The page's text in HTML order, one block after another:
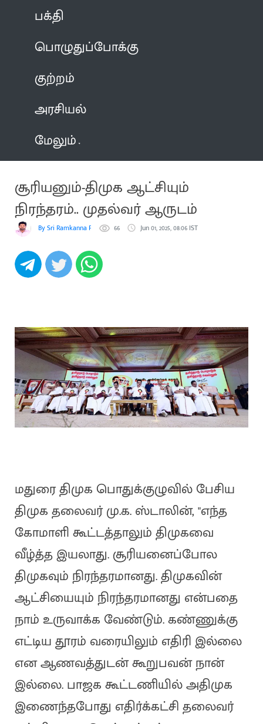
பக்தி
பொழுதுப்போக்கு
குற்றம்
அரசியல்
மேலும்
சூரியனும்-திமுக ஆட்சியும்
நிரந்தரம்.. முதல்வர் ஆருடம்
By Sri Ramkanna Pooranachandiran
66 Jun 01, 2025, 08:06 IST
மதுரை திமுக பொதுக்குழுவில் பேசிய
திமுக தலைவர் மு.க. ஸ்டாலின், "எந்த
கோமாளி கூட்டத்தாலும் திமுகவை
வீழ்த்த இயலாது. சூரியனைப்போல
திமுகவும் நிரந்தரமானது. திமுகவின்
ஆட்சியையும் நிரந்தரமானது என்பதை
நாம் உருவாக்க வேண்டும். கண்ணுக்கு
எட்டிய தூரம் வரையிலும் எதிரி இல்லை
என ஆணவத்துடன் கூறுபவன் நான்
இல்லை. பாஜக கூட்டணியில் அதிமுக
இணைந்தபோது எதிர்க்கட்சி தலைவர்